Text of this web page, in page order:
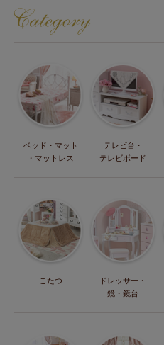
ベッド・マット
・マットレス
テレビ台・
テレビボード
こたつ
ドレッサー・
鏡・鏡台